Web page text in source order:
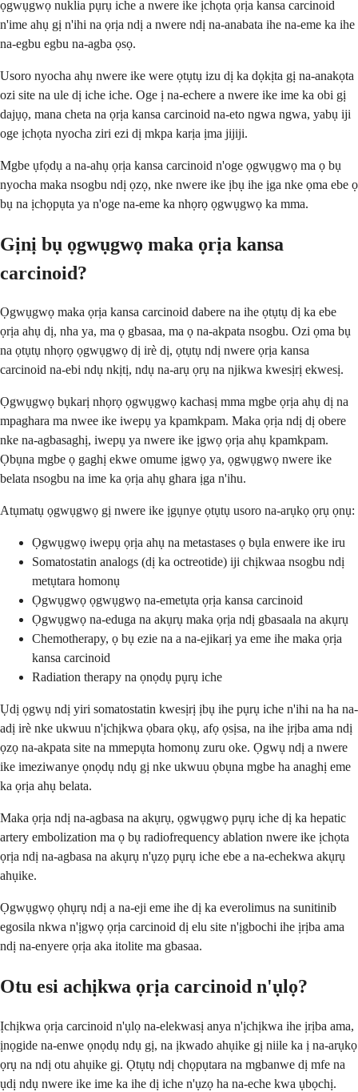
ọgwụgwọ nuklia pụrụ iche a nwere ike ịchọta ọrịa kansa carcinoid
n'ime ahụ gị n'ihi na ọrịa ndị a nwere ndị na-anabata ihe na-eme ka ihe
na-egbu egbu na-agba ọsọ.
Usoro nyocha ahụ nwere ike were ọtụtụ izu dị ka dọkịta gị na-anakọta
ozi site na ule dị iche iche. Oge ị na-echere a nwere ike ime ka obi gị
dajụọ, mana cheta na ọrịa kansa carcinoid na-eto ngwa ngwa, yabụ iji
oge ịchọta nyocha ziri ezi dị mkpa karịa ịma jijiji.
Mgbe ụfọdụ a na-ahụ ọrịa kansa carcinoid n'oge ọgwụgwọ ma ọ bụ
nyocha maka nsogbu ndị ọzọ, nke nwere ike ịbụ ihe ịga nke ọma ebe ọ
bụ na ịchọpụta ya n'oge na-eme ka nhọrọ ọgwụgwọ ka mma.
Gịnị bụ ọgwụgwọ maka ọrịa kansa
carcinoid?
Ọgwụgwọ maka ọrịa kansa carcinoid dabere na ihe ọtụtụ dị ka ebe
ọrịa ahụ dị, nha ya, ma ọ gbasaa, ma ọ na-akpata nsogbu. Ozi ọma bụ
na ọtụtụ nhọrọ ọgwụgwọ dị irè dị, ọtụtụ ndị nwere ọrịa kansa
carcinoid na-ebi ndụ nkịtị, ndụ na-arụ ọrụ na njikwa kwesịrị ekwesị.
Ọgwụgwọ bụkarị nhọrọ ọgwụgwọ kachasị mma mgbe ọrịa ahụ dị na
mpaghara ma nwee ike iwepụ ya kpamkpam. Maka ọrịa ndị dị obere
nke na-agbasaghị, iwepụ ya nwere ike ịgwọ ọrịa ahụ kpamkpam.
Ọbụna mgbe ọ gaghị ekwe omume ịgwọ ya, ọgwụgwọ nwere ike
belata nsogbu na ime ka ọrịa ahụ ghara ịga n'ihu.
Atụmatụ ọgwụgwọ gị nwere ike ịgụnye ọtụtụ usoro na-arụkọ ọrụ ọnụ:
Ọgwụgwọ iwepụ ọrịa ahụ na metastases ọ bụla enwere ike iru
Somatostatin analogs (dị ka octreotide) iji chịkwaa nsogbu ndị
metụtara homonụ
Ọgwụgwọ ọgwụgwọ na-emetụta ọrịa kansa carcinoid
Ọgwụgwọ na-eduga na akụrụ maka ọrịa ndị gbasaala na akụrụ
Chemotherapy, ọ bụ ezie na a na-ejikarị ya eme ihe maka ọrịa
kansa carcinoid
Radiation therapy na ọnọdụ pụrụ iche
Ụdị ọgwụ ndị yiri somatostatin kwesịrị ịbụ ihe pụrụ iche n'ihi na ha na-
adị irè nke ukwuu n'ịchịkwa ọbara ọkụ, afọ ọsịsa, na ihe ịrịba ama ndị
ọzọ na-akpata site na mmepụta homonụ zuru oke. Ọgwụ ndị a nwere
ike imeziwanye ọnọdụ ndụ gị nke ukwuu ọbụna mgbe ha anaghị eme
ka ọrịa ahụ belata.
Maka ọrịa ndị na-agbasa na akụrụ, ọgwụgwọ pụrụ iche dị ka hepatic
artery embolization ma ọ bụ radiofrequency ablation nwere ike ịchọta
ọrịa ndị na-agbasa na akụrụ n'ụzọ pụrụ iche ebe a na-echekwa akụrụ
ahụike.
Ọgwụgwọ ọhụrụ ndị a na-eji eme ihe dị ka everolimus na sunitinib
egosila nkwa n'ịgwọ ọrịa carcinoid dị elu site n'ịgbochi ihe ịrịba ama
ndị na-enyere ọrịa aka itolite ma gbasaa.
Otu esi achịkwa ọrịa carcinoid n'ụlọ?
Ịchịkwa ọrịa carcinoid n'ụlọ na-elekwasị anya n'ịchịkwa ihe ịrịba ama,
ịnọgide na-enwe ọnọdụ ndụ gị, na ịkwado ahụike gị niile ka ị na-arụkọ
ọrụ na ndị otu ahụike gị. Ọtụtụ ndị chọpụtara na mgbanwe dị mfe na
ụdị ndụ nwere ike ime ka ihe dị iche n'ụzọ ha na-eche kwa ụbọchị.